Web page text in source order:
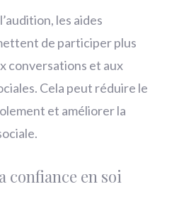
les aides
de participer plus
conversations et aux
Cela peut réduire le
et améliorer la
confiance en soi